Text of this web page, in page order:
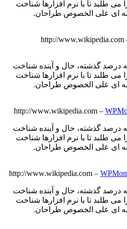
طلبد تا با نرم افزارها شناخت
ای علی الخصوص طراحان.
http://www.wikipedia.com
درصد گذشته، حال و آینده شناخت
طلبد تا با نرم افزارها شناخت
ای علی الخصوص طراحان.
http://www.wikipedia.com –
درصد گذشته، حال و آینده شناخت
طلبد تا با نرم افزارها شناخت
ای علی الخصوص طراحان.
http://www.wikipedia.com –
درصد گذشته، حال و آینده شناخت
طلبد تا با نرم افزارها شناخت
ای علی الخصوص طراحان.